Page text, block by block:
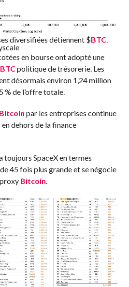
diversifiées détiennent $BTC.
en bourse ont adopté une
BTCpolitique de trésorerie. Les
désormais environ 1,24 million
% de l’offre totale.
Bitcoin par les entreprises continue
dehors de la finance
SpaceX en termes
45 fois plus grande et se négocie
Bitcoin